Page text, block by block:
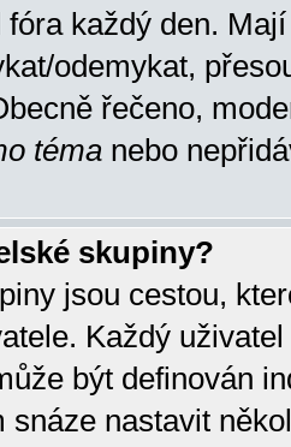
fóra každý den.
odemykat,
řečeno,
téma nebo
skupiny?
jsou cestou,
Každý
být definován
snáze nastavit